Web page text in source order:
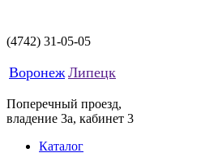
(4742) 31-05-05
Воронеж Липецк
Поперечный проезд,
владение 3а, кабинет 3
Каталог